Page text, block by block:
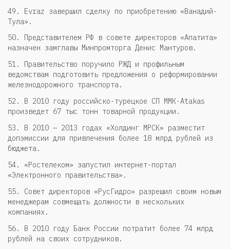
49. Evraz завершил сделку по приобретению «Ванадий-
Тула».
50. Представителем РФ в совете директоров «Апатита»
назначен замглавы Минпромторга Денис Мантуров.
51. Правительство поручило РЖД и профильным
ведомствам подготовить предложения о реформировании
железнодорожного транспорта.
52. В 2010 году российско-турецкое СП ММК-Atakas
произведет 67 тыс тонн товарной продукции.
53. В 2010 — 2013 годах «Холдинг МРСК» разместит
допэмиссии для привлечения более 18 млрд рублей из
бюджета.
54. «Ростелеком» запустил интернет-портал
«Электронного правительства».
55. Совет директоров «РусГидро» разрешил своим новым
менеджерам совмещать должности в нескольких
компаниях.
56. В 2010 году Банк России потратит более 74 млрд
рублей на своих сотрудников.